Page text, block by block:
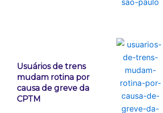
Usuários de trens
mudam rotina por
causa de greve da
CPTM